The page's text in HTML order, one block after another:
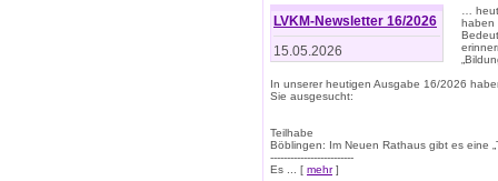
LVKM-Newsletter 16/2026
15.05.2026
…
haben
In unserer heutigen Ausgabe 16/2026
Sie ausgesucht:
Teilhabe
Böblingen: Im Neuen Rathaus gibt es eine
-------------------------
Es ... [ mehr]